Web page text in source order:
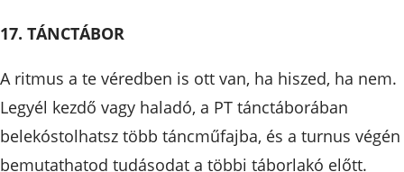
17. TÁNCTÁBOR
A ritmus a te véredben is ott van, ha hiszed, ha nem.
Legyél kezdő vagy haladó, a PT tánctáborában
belekóstolhatsz több táncműfajba, és a turnus végén
bemutathatod tudásodat a többi táborlakó előtt.